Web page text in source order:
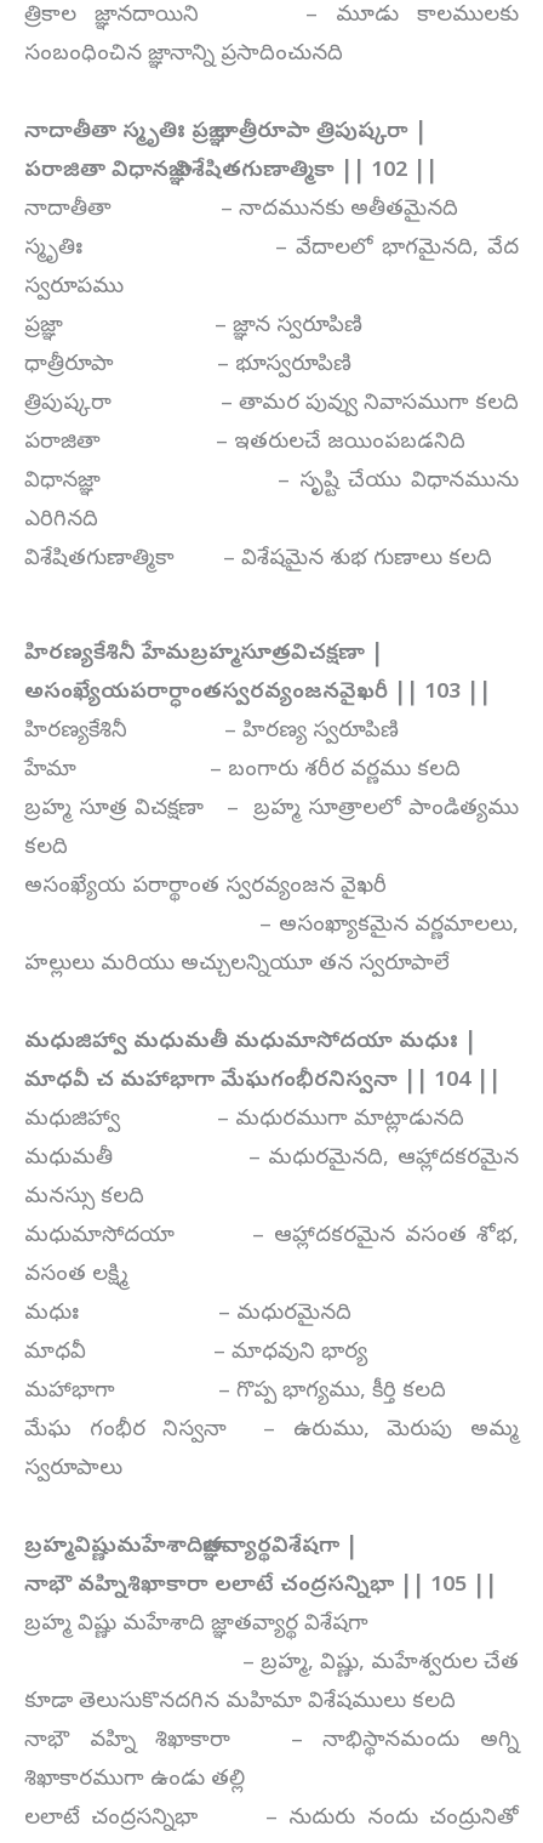
త్రికాల జ్ఞానదాయిని – మూడు కాలములకు
సంబంధించిన జ్ఞానాన్ని ప్రసాదించునది
నాదాతీతా స్మృతిః ప్రజ్ఞా ధాత్రీరూపా త్రిపుష్కరా |
పరాజితా విధానజ్ఞా విశేషితగుణాత్మికా || 102 ||
నాదాతీతా – నాదమునకు అతీతమైనది
స్మృతిః – వేదాలలో భాగమైనది, వేద
స్వరూపము
ప్రజ్ఞా – జ్ఞాన స్వరూపిణి
ధాత్రీరూపా – భూస్వరూపిణి
త్రిపుష్కరా – తామర పువ్వు నివాసముగా కలది
పరాజితా – ఇతరులచే జయింపబడనిది
విధానజ్ఞా – సృష్టి చేయు విధానమును
ఎరిగినది
విశేషితగుణాత్మికా – విశేషమైన శుభ గుణాలు కలది
హిరణ్యకేశినీ హేమబ్రహ్మసూత్రవిచక్షణా |
అసంఖ్యేయపరార్ధాంతస్వరవ్యంజనవైఖరీ || 103 ||
హిరణ్యకేశినీ – హిరణ్య స్వరూపిణి
హేమా – బంగారు శరీర వర్ణము కలది
బ్రహ్మ సూత్ర విచక్షణా – బ్రహ్మ సూత్రాలలో పాండిత్యము
కలది
అసంఖ్యేయ పరార్థాంత స్వరవ్యంజన వైఖరీ
– అసంఖ్యాకమైన వర్ణమాలలు,
హల్లులు మరియు అచ్చులన్నియూ తన స్వరూపాలే
మధుజిహ్వా మధుమతీ మధుమాసోదయా మధుః |
మాధవీ చ మహాభాగా మేఘగంభీరనిస్వనా || 104 ||
మధుజిహ్వా – మధురముగా మాట్లాడునది
మధుమతీ – మధురమైనది, ఆహ్లాదకరమైన
మనస్సు కలది
మధుమాసోదయా – ఆహ్లాదకరమైన వసంత శోభ,
వసంత లక్ష్మి
మధుః – మధురమైనది
మాధవీ – మాధవుని భార్య
మహాభాగా – గొప్ప భాగ్యము, కీర్తి కలది
మేఘ గంభీర నిస్వనా – ఉరుము, మెరుపు అమ్మ
స్వరూపాలు
బ్రహ్మవిష్ణుమహేశాదిజ్ఞాతవ్యార్థవిశేషగా |
నాభౌ వహ్నిశిఖాకారా లలాటే చంద్రసన్నిభా || 105 ||
బ్రహ్మ విష్ణు మహేశాది జ్ఞాతవ్యార్థ విశేషగా
– బ్రహ్మ, విష్ణు, మహేశ్వరుల చేత
కూడా తెలుసుకొనదగిన మహిమా విశేషములు కలది
నాభౌ వహ్ని శిఖాకారా – నాభిస్థానమందు అగ్ని
శిఖాకారముగా ఉండు తల్లి
లలాటే చంద్రసన్నిభా – నుదురు నందు చంద్రునితో